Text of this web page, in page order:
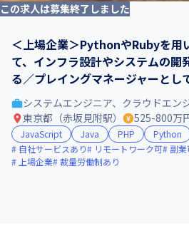
この求人は募集終了しました
＜上場企業＞PythonやRubyを用
て、インフラ設計やシステムの開
る／プレイングマネージャーとし
システムエンジニア、クラウドエン
東京都（赤坂見附駅）
525-800万
JavaScript Java PHP Python
自社サービスあり
リモートワーク可 副
上場企業 裁量労働制あり